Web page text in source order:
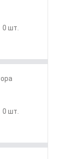
0 шт.
0 шт.